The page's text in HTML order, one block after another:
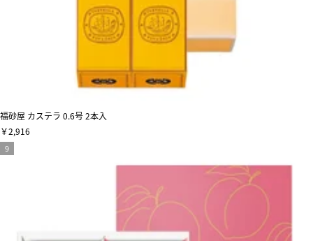
福砂屋 カステラ 0.6号 2本入
￥2,916